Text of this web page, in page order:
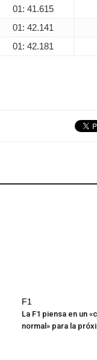
01: 41.615
01: 42.141
01: 42.181
F1
La F1 piensa en un
normal» para la